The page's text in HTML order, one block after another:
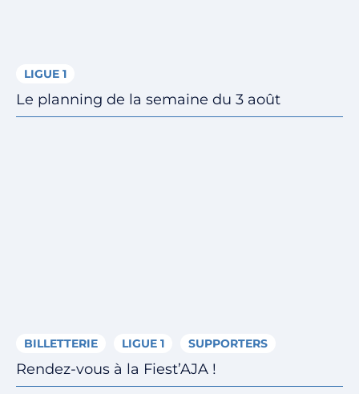
LIGUE 1
Le planning de la semaine du 3 août
BILLETTERIE LIGUE 1 SUPPORTERS
Rendez-vous à la Fiest’AJA !